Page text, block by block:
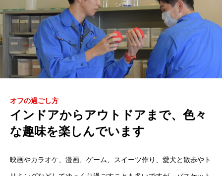
オフの過ごし方
インドアからアウトドアまで、色々
な趣味を楽しんでいます
映画やカラオケ、漫画、ゲーム、スイーツ作り、愛犬と散歩やト